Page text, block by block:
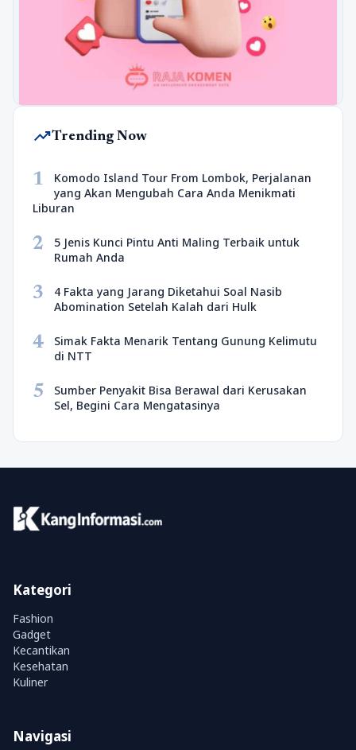
trending_upTrending Now
1
Komodo Island Tour From Lombok, Perjalanan
yang Akan Mengubah Cara Anda Menikmati
Liburan
2
5 Jenis Kunci Pintu Anti Maling Terbaik untuk
Rumah Anda
3
4 Fakta yang Jarang Diketahui Soal Nasib
Abomination Setelah Kalah dari Hulk
4
Simak Fakta Menarik Tentang Gunung Kelimutu
di NTT
5
Sumber Penyakit Bisa Berawal dari Kerusakan
Sel, Begini Cara Mengatasinya
Kategori
Fashion
Gadget
Kecantikan
Kesehatan
Kuliner
Navigasi